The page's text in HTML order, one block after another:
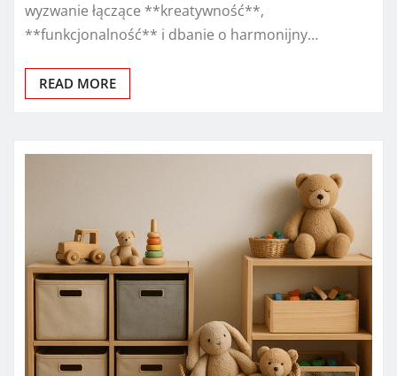
wyzwanie łączące **kreatywność**,
**funkcjonalność** i dbanie o harmonijny…
READ MORE